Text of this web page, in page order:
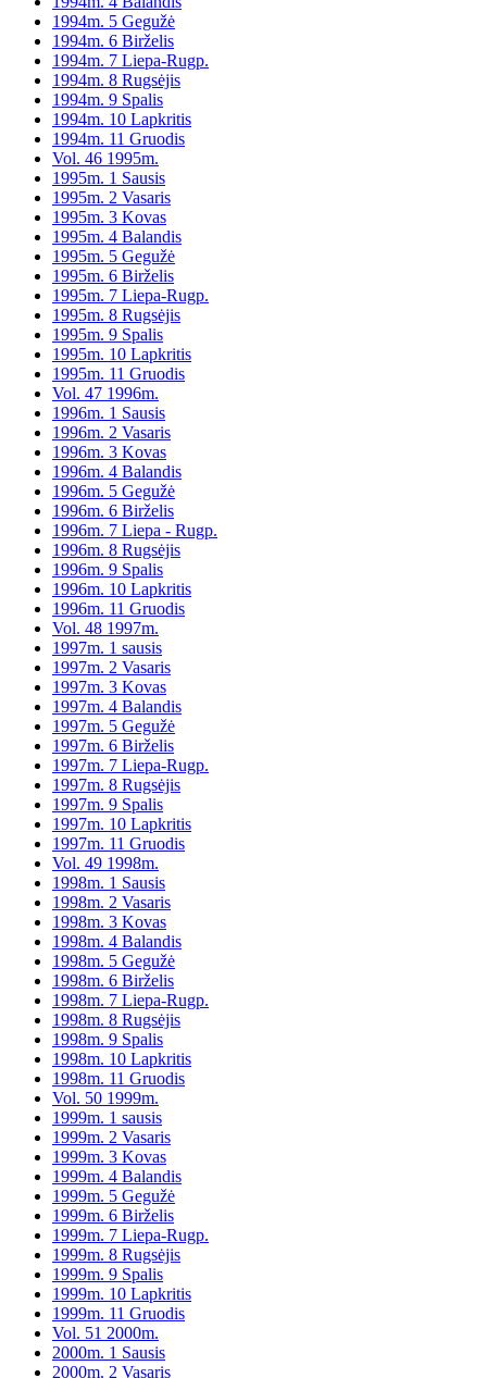
1994m. 5 Gegužė
1994m. 6 Birželis
1994m. 7 Liepa-Rugp.
1994m. 8 Rugsėjis
1994m. 9 Spalis
1994m. 10 Lapkritis
1994m. 11 Gruodis
Vol. 46 1995m.
1995m. 1 Sausis
1995m. 2 Vasaris
1995m. 3 Kovas
1995m. 4 Balandis
1995m. 5 Gegužė
1995m. 6 Birželis
1995m. 7 Liepa-Rugp.
1995m. 8 Rugsėjis
1995m. 9 Spalis
1995m. 10 Lapkritis
1995m. 11 Gruodis
Vol. 47 1996m.
1996m. 1 Sausis
1996m. 2 Vasaris
1996m. 3 Kovas
1996m. 4 Balandis
1996m. 5 Gegužė
1996m. 6 Birželis
1996m. 7 Liepa - Rugp.
1996m. 8 Rugsėjis
1996m. 9 Spalis
1996m. 10 Lapkritis
1996m. 11 Gruodis
Vol. 48 1997m.
1997m. 1 sausis
1997m. 2 Vasaris
1997m. 3 Kovas
1997m. 4 Balandis
1997m. 5 Gegužė
1997m. 6 Birželis
1997m. 7 Liepa-Rugp.
1997m. 8 Rugsėjis
1997m. 9 Spalis
1997m. 10 Lapkritis
1997m. 11 Gruodis
Vol. 49 1998m.
1998m. 1 Sausis
1998m. 2 Vasaris
1998m. 3 Kovas
1998m. 4 Balandis
1998m. 5 Gegužė
1998m. 6 Birželis
1998m. 7 Liepa-Rugp.
1998m. 8 Rugsėjis
1998m. 9 Spalis
1998m. 10 Lapkritis
1998m. 11 Gruodis
Vol. 50 1999m.
1999m. 1 sausis
1999m. 2 Vasaris
1999m. 3 Kovas
1999m. 4 Balandis
1999m. 5 Gegužė
1999m. 6 Birželis
1999m. 7 Liepa-Rugp.
1999m. 8 Rugsėjis
1999m. 9 Spalis
1999m. 10 Lapkritis
1999m. 11 Gruodis
Vol. 51 2000m.
2000m. 1 Sausis
2000m. 2 Vasaris